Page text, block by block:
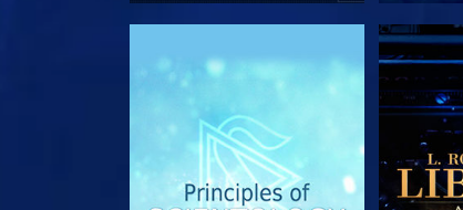
EXPLORE A SÉRIE